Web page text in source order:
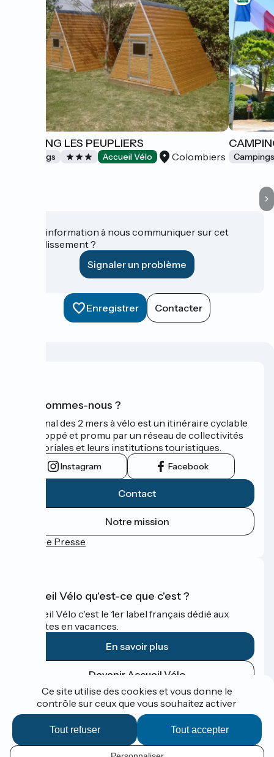
CAMPING LES PEUPLIERS
Campings Accueil Vélo Colombiers
Une information à nous communiquer sur cet
établissement ?
Signaler un problème
Enregistrer Contacter
Qui sommes-nous ?
Le Canal des 2 mers à vélo est un itinéraire cyclable
développé et promu par un réseau de collectivités
territoriales et leurs institutions touristiques.
Instagram Facebook
Contact
Notre mission
Espace Presse
Accueil Vélo qu'est-ce que c'est ?
Accueil Vélo c'est le 1er label français dédié aux
cyclistes en vacances.
En savoir plus
Devenir Accueil Vélo
Financé dans le cadre de Destination France
Ce site utilise des cookies et vous donne le
contrôle sur ceux que vous souhaitez activer
Tout accepter
Tout refuser